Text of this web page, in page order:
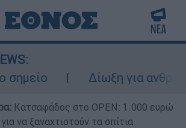
Δίωξη για
Κατσαφάδος στο OPEN: 1.000 ευρώ
να ξαναχτιστούν τα σπίτια